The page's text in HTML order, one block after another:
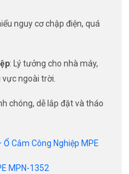
nguy cơ chập điện, quá
: Lý tưởng cho nhà máy,
vực ngoài trời.
chóng, dễ lắp đặt và tháo
Ổ Cắm Công Nghiệp MPE
MPN-1352